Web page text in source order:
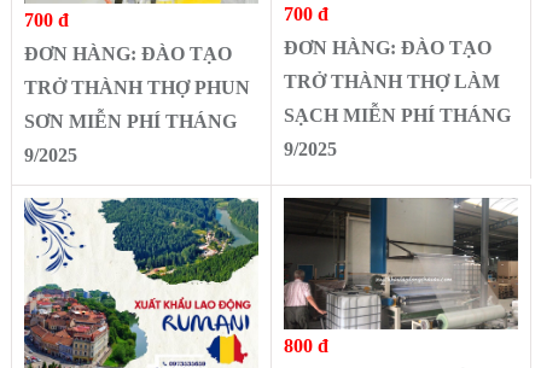
700 đ
ĐƠN HÀNG: ĐÀO TẠO
TRỞ THÀNH THỢ PHUN
SƠN MIỄN PHÍ THÁNG
9/2025
700 đ
ĐƠN HÀNG: ĐÀO TẠO
TRỞ THÀNH THỢ LÀM
SẠCH MIỄN PHÍ THÁNG
9/2025
800 đ